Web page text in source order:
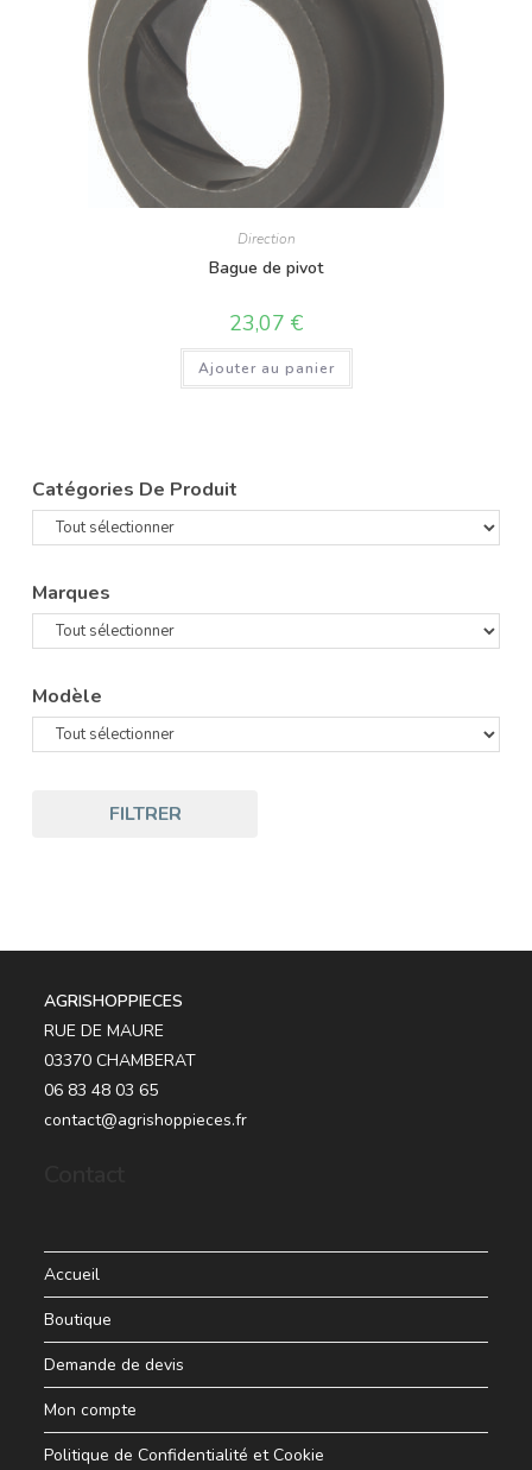
Direction
Bague de pivot
23,07 €
Ajouter au panier
Catégories De Produit
Marques
Modèle
FILTRER
AGRISHOPPIECES
RUE DE MAURE
03370 CHAMBERAT
06 83 48 03 65
contact@agrishoppieces.fr
Accueil
Boutique
Demande de devis
Mon compte
Politique de Confidentialité et Cookie